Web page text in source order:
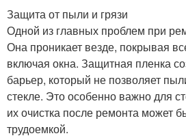
Защита от пыли и грязи
Одной из главных проблем при
Она проникает везде, покрывая
включая окна. Защитная пленка
барьер, который не позволяет
стекле. Это особенно важно для
их очистка после ремонта может
трудоемкой.